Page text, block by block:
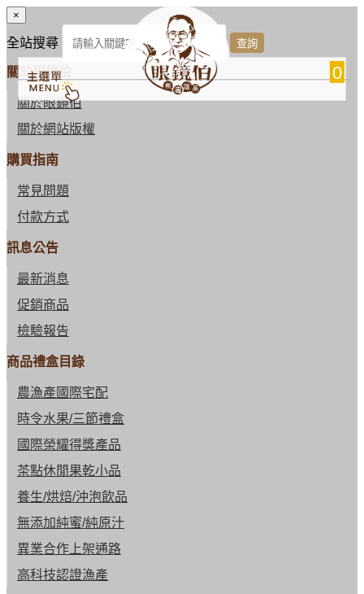
0
×
全站搜尋
關於眼鏡伯
關於眼鏡伯
關於網站版權
購買指南
常見問題
付款方式
訊息公告
最新消息
促銷商品
檢驗報告
商品禮盒目錄
農漁產國際宅配
時令水果/三節禮盒
國際榮耀得獎產品
茶點休閒果乾小品
養生/烘焙/沖泡飲品
無添加純蜜/純原汁
異業合作上架通路
高科技認證漁產